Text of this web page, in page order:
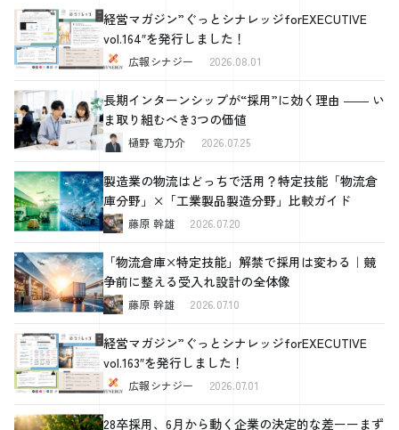
チラシは応募から採用までのフローにおいても効果的に活用できます。
適切な使用法を学びましょう。 手書きスタイルの求人チラシは、応募
から採用までのフローにおいて、応募者との親密な関係構築に役立ちま
す。チラシを介して最初の印象を与えた後、応募手続きや面接過程で同
じ手書きのスタイルを継続することで、一貫性を持たせます。また、面
接招待や採用通知などの重要なコミュニケーションにも手書きの要素を
取り入れることで、応募者に対する温かい印象を維持します。 このよ
うに、手書きのチラシは、応募者とのコミュニケーションを強化し、ポ
ジティブな採用体験を提供するためのツールとして効果的に活用できま
す。 まとめ この記事では、効果的な求人募集チラシの作成に焦点を当
て、無料で作成可能な手法から手書きスタイルまで幅広いテーマをカバ
ーしました。まず、無料で作成できるチラシのメリットと作成のコツ、
おしゃれで効果的なデザインの作り方を解説し、ターゲット層に適した
デザインの選択と絞り込み方法について議論しました。次に、アルバイ
ト募集のためのチラシ作成方法、テンプレート選びのポイント、素材の
選び方、そして手書きスタイルのチラシ作成とその対応策について説明
しました。各セクションは、チラシの効果的な作成と配布に関する実用
的なアドバイスを提供し、読者が自社の求人募集に最適なチラシを設計
できるよう支援します。 その他の求人方法についてはこちらの記事で
詳しく解説をしています。 [blogcard url="https://www.kk-
synergy.co.jp/saiyo/430281/"] FAQ（よくある質問） Q1: スタッフ募集の
ための手書きチラシはどのように作ればいいですか？ A1: 手書きチラシ
は、温かみと個性を伝えるため、鮮明で読みやすい文字を使用し、簡潔
な箇条書きで情報を記述します。手描きのイラストやマークを加え、ナ
経営マガジン”ぐっとシナレッジforEXECUTIVE
vol.164″を発行しました！
広報シナジー 2026.08.01
長期インターンシップが“採用”に効く理由 ―― い
ま取り組むべき3つの価値
樋野 竜乃介 2026.07.25
製造業の物流はどっちで活用？特定技能「物流倉
庫分野」×「工業製品製造分野」比較ガイド
藤原 幹雄 2026.07.20
「物流倉庫×特定技能」解禁で採用は変わる｜競
争前に整える受入れ設計の全体像
藤原 幹雄 2026.07.10
経営マガジン”ぐっとシナレッジforEXECUTIVE
vol.163″を発行しました！
広報シナジー 2026.07.01
28卒採用、6月から動く企業の決定的な差ーーまず